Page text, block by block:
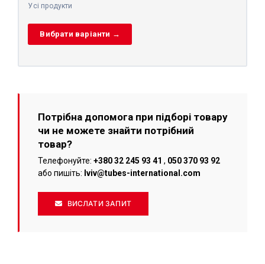
Усі продукти
Вибрати варіанти →
Потрібна допомога при підборі товару
чи не можете знайти потрібний
товар?
Телефонуйте: +380 32 245 93 41 , 050 370 93 92
або пишіть: lviv@tubes-international.com
ВИСЛАТИ ЗАПИТ